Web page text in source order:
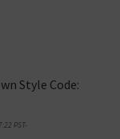
Style Code:
PST-